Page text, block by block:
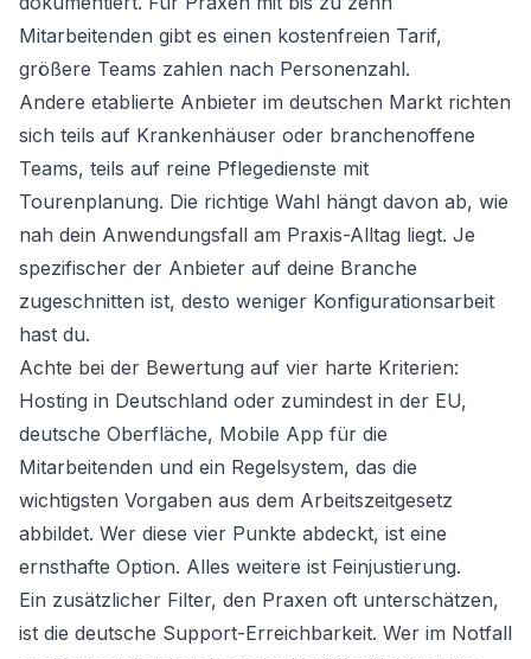
Mitarbeitenden gibt es einen kostenfreien Tarif,
größere Teams zahlen nach Personenzahl.
Andere etablierte Anbieter im deutschen Markt richten
sich teils auf Krankenhäuser oder branchenoffene
Teams, teils auf reine Pflegedienste mit
Tourenplanung. Die richtige Wahl hängt davon ab, wie
nah dein Anwendungsfall am Praxis-Alltag liegt. Je
spezifischer der Anbieter auf deine Branche
zugeschnitten ist, desto weniger Konfigurationsarbeit
hast du.
Achte bei der Bewertung auf vier harte Kriterien:
Hosting in Deutschland oder zumindest in der EU,
deutsche Oberfläche, Mobile App für die
Mitarbeitenden und ein Regelsystem, das die
wichtigsten Vorgaben aus dem Arbeitszeitgesetz
abbildet. Wer diese vier Punkte abdeckt, ist eine
ernsthafte Option. Alles weitere ist Feinjustierung.
Ein zusätzlicher Filter, den Praxen oft unterschätzen,
ist die deutsche Support-Erreichbarkeit. Wer im Notfall